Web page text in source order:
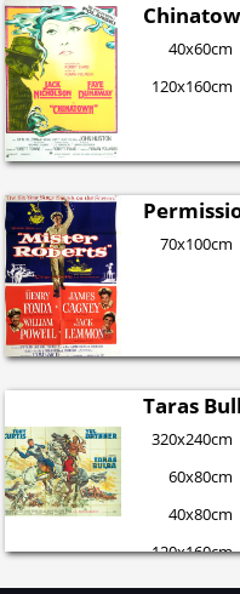
40x60cm
120x160cm
70x100cm
Taras
320x240cm
60x80cm
40x80cm
120x160cm